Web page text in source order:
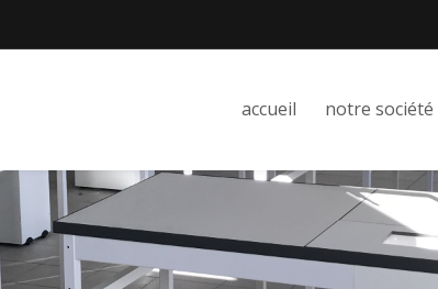
accueil notre société